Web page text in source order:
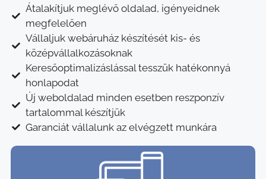
Átalakítjuk meglévő oldalad, igényeidnek
megfelelően
Vállaljuk webáruház készítését kis- és
középvállalkozásoknak
Keresőoptimalizáslással tesszük hatékonnyá
honlapodat
Új weboldalad minden esetben reszponzív
tartalommal készítjük
Garanciát vállalunk az elvégzett munkára